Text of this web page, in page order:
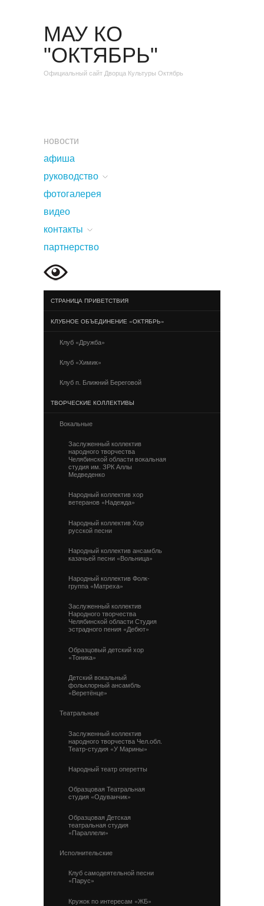
МАУ КО
"ОКТЯБРЬ"
Официальный сайт Дворца Культуры Октябрь
новости
афиша
руководство
фотогалерея
видео
контакты
партнерство
СТРАНИЦА ПРИВЕТСТВИЯ
КЛУБНОЕ ОБЪЕДИНЕНИЕ «ОКТЯБРЬ»
Клуб «Дружба»
Клуб «Химик»
Клуб п. Ближний Береговой
ТВОРЧЕСКИЕ КОЛЛЕКТИВЫ
Вокальные
Заслуженный коллектив
народного творчества
Челябинской области вокальная
студия им. ЗРК Аллы
Медведенко
Народный коллектив хор
ветеранов «Надежда»
Народный коллектив Хор
русской песни
Народный коллектив ансамбль
казачьей песни «Вольница»
Народный коллектив Фолк-
группа «Матреха»
Заслуженный коллектив
Народного творчества
Челябинской области Студия
эстрадного пения «Дебют»
Образцовый детский хор
«Тоника»
Детский вокальный
фольклорный ансамбль
«Веретёнце»
Театральные
Заслуженный коллектив
народного творчества Чел.обл.
Театр-студия «У Марины»
Народный театр оперетты
Образцовая Театральная
студия «Одуванчик»
Образцовая Детская
театральная студия
«Параллели»
Исполнительские
Клуб самодеятельной песни
«Парус»
Кружок по интересам «ЖБ»